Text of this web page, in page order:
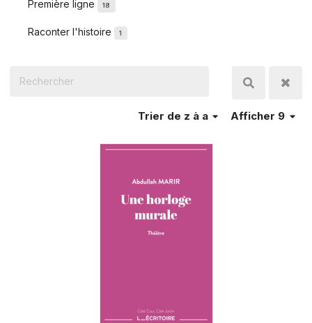
Première ligne 18
Raconter l'histoire 1
Afficher 9
Trier de z à a